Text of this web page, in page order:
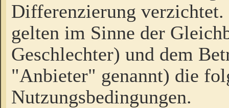
Differenzierung
gelten im Sinne der
Geschlechter) und dem
"Anbieter" genannt) die
Nutzungsbedingungen.